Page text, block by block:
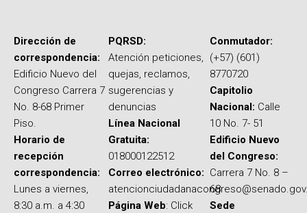
Dirección de
correspondencia:
Edificio Nuevo del
Congreso Carrera 7
No. 8-68 Primer
Piso.
Horario de
recepción
correspondencia:
Lunes a viernes,
8:30 a.m. a 4:30
PQRSD:
Atención peticiones,
quejas, reclamos,
sugerencias y
denuncias
Línea Nacional
Gratuita:
018000122512
Correo electrónico:
Página Web: Click
Conmutador:
(+57) (601)
8770720
Capitolio
Nacional: Calle
10 No. 7- 51
Edificio Nuevo
del Congreso:
Carrera 7 No. 8 –
68
Sede